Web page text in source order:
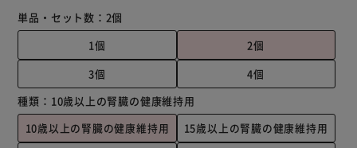
単品・セット数： 2個
1個
2個
3個
4個
種類： 10歳以上の腎臓の健康維持用
10歳以上の腎臓の健康維持用
15歳以上の腎臓の健康維持用